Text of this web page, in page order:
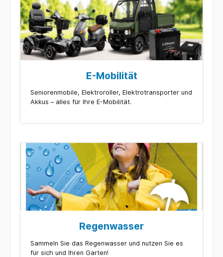
E-Mobilität
Seniorenmobile, Elektroroller, Elektrotransporter und
Akkus – alles für Ihre E-Mobilität.
Regenwasser
Sammeln Sie das Regenwasser und nutzen Sie es
für sich und Ihren Garten!